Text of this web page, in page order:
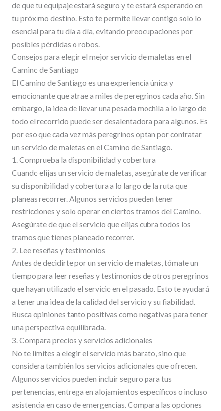
de que tu equipaje estará seguro y te estará esperando en
tu próximo destino. Esto te permite llevar contigo solo lo
esencial para tu día a día, evitando preocupaciones por
posibles pérdidas o robos.
Consejos para elegir el mejor servicio de maletas en el
Camino de Santiago
El Camino de Santiago es una experiencia única y
emocionante que atrae a miles de peregrinos cada año. Sin
embargo, la idea de llevar una pesada mochila a lo largo de
todo el recorrido puede ser desalentadora para algunos. Es
por eso que cada vez más peregrinos optan por contratar
un servicio de maletas en el Camino de Santiago.
1. Comprueba la disponibilidad y cobertura
Cuando elijas un servicio de maletas, asegúrate de verificar
su disponibilidad y cobertura a lo largo de la ruta que
planeas recorrer. Algunos servicios pueden tener
restricciones y solo operar en ciertos tramos del Camino.
Asegúrate de que el servicio que elijas cubra todos los
tramos que tienes planeado recorrer.
2. Lee reseñas y testimonios
Antes de decidirte por un servicio de maletas, tómate un
tiempo para leer reseñas y testimonios de otros peregrinos
que hayan utilizado el servicio en el pasado. Esto te ayudará
a tener una idea de la calidad del servicio y su fiabilidad.
Busca opiniones tanto positivas como negativas para tener
una perspectiva equilibrada.
3. Compara precios y servicios adicionales
No te limites a elegir el servicio más barato, sino que
considera también los servicios adicionales que ofrecen.
Algunos servicios pueden incluir seguro para tus
pertenencias, entrega en alojamientos específicos o incluso
asistencia en caso de emergencias. Compara las opciones